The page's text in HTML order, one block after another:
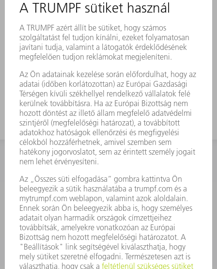
KAPCSOLAT
Szerszám
3628576045
08.00 - 16.30
szerszam@hu.trumpf.com
KAPCSOLAT
Alkatrész
3628576035
08.00 - 16.30
alkatresz@hu.trumpf.com